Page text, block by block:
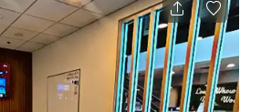
à des investisseurs potentiels, des
dépositions, des réunions d'équipe
de brainstorming ! N'hésitez